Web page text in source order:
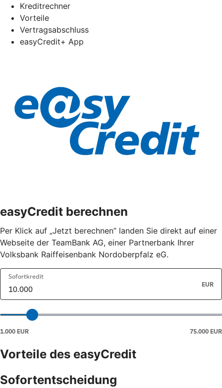
Kreditrechner
Vorteile
Vertragsabschluss
easyCredit+ App
easyCredit berechnen
Per Klick auf „Jetzt berechnen” landen Sie direkt auf einer
Webseite der TeamBank AG, einer Partnerbank Ihrer
Volksbank Raiffeisenbank Nordoberpfalz eG.
Vorteile des easyCredit
Sofortentscheidung